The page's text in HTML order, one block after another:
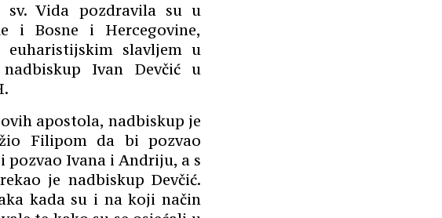
sv. Vida pozdravila su u
i Bosne i Hercegovine,
euharistijskim slavljem u
Ivan Devčić u
apostola, nadbiskup je
Filipom da bi pozvao
pozvao Ivana i Andriju, a s
je nadbiskup Devčić.
kada su i na koji način